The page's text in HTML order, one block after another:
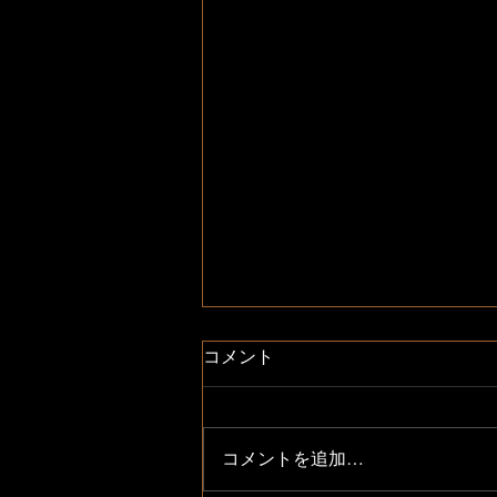
コメント
コメントを追加…